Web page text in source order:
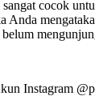
cocok
Anda
Instagram